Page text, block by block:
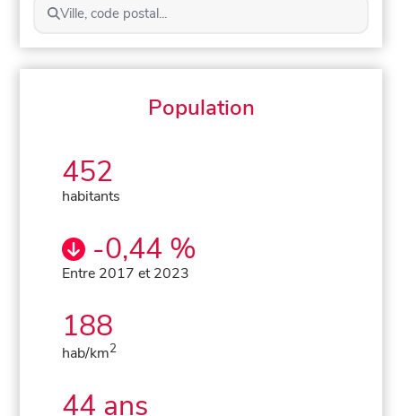
Ville, code postal...
Population
452
habitants
-0,44 %
Entre 2017 et 2023
188
hab/km2
44 ans